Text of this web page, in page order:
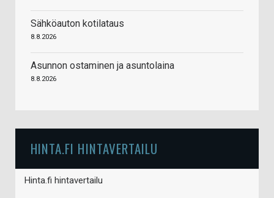
Sähköauton kotilataus
8.8.2026
Asunnon ostaminen ja asuntolaina
8.8.2026
HINTA.FI HINTAVERTAILU
Hinta.fi hintavertailu